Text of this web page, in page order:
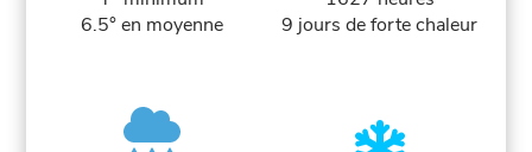
6.5° en moyenne
9 jours de forte chaleur